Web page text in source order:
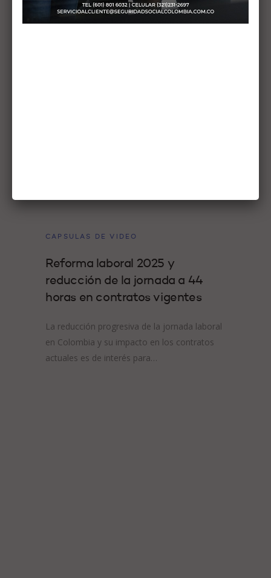
CAPSULAS DE VIDEO
Reforma laboral 2025 y
reducción de la jornada a 44
horas en contratos vigentes
La reducción progresiva de la jornada laboral
en Colombia y su impacto en los contratos
actuales es de interés para…